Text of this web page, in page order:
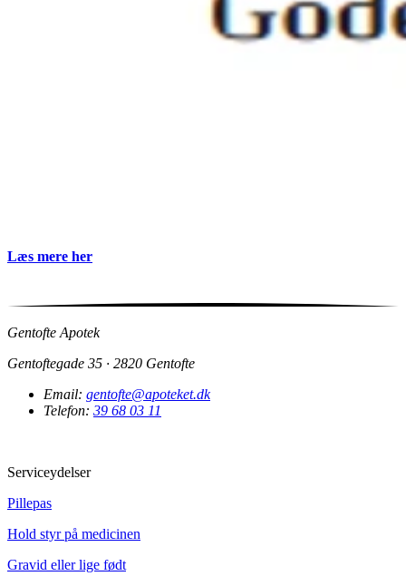
Læs mere her
Gentofte Apotek
Gentoftegade 35 · 2820 Gentofte
Email: gentofte@apoteket.dk
Telefon: 39 68 03 11
Serviceydelser
Pillepas
Hold styr på medicinen
Gravid eller lige født